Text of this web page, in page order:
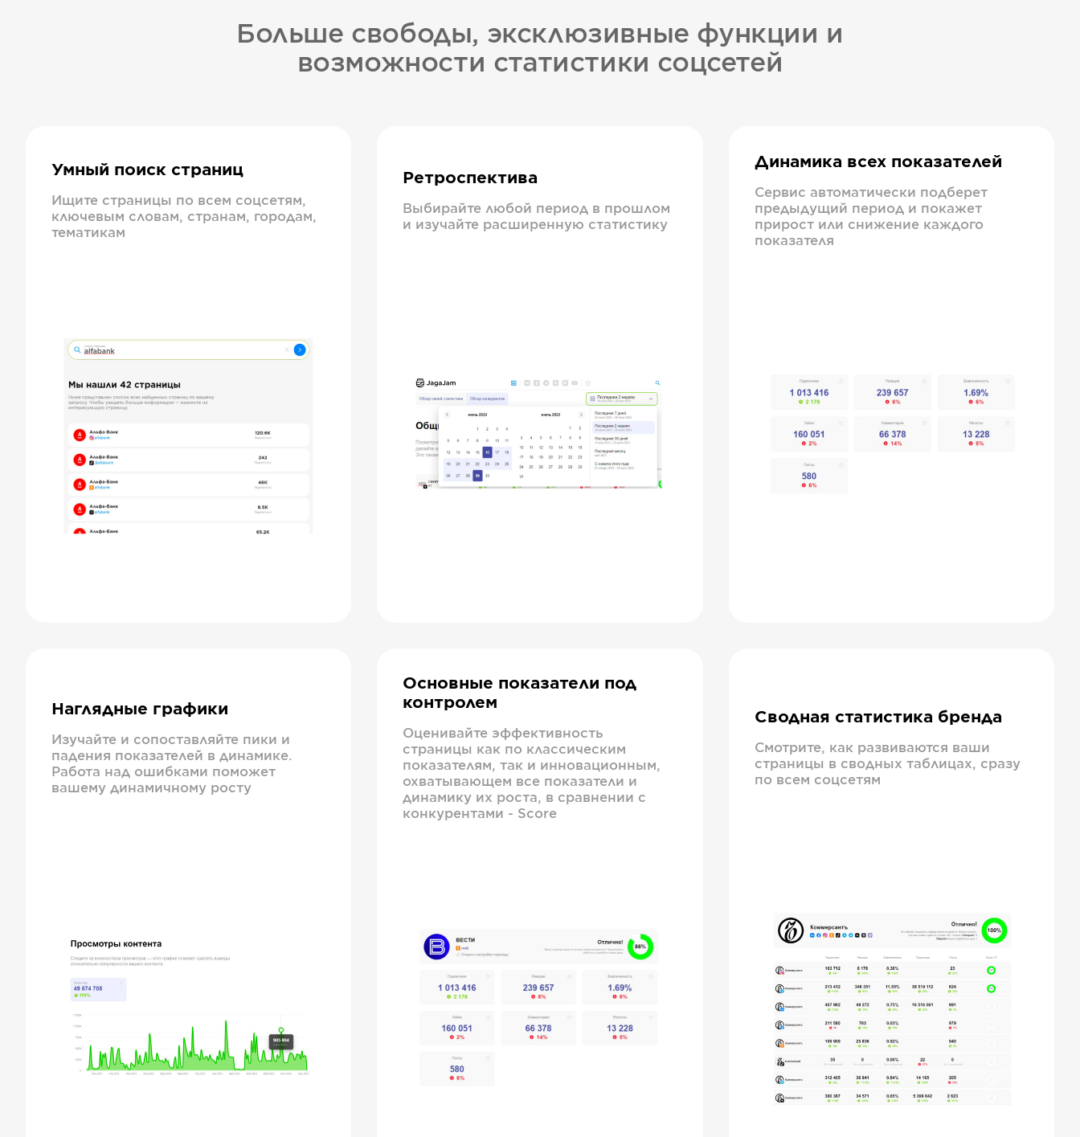
Больше свободы, эксклюзивные функции и
возможности статистики соцсетей
Умный поиск страниц
Ищите страницы по всем соцсетям,
ключевым словам, странам, городам,
тематикам
Ретроспектива
Выбирайте любой период в прошлом
и изучайте расширенную статистику
Динамика всех показателей
Сервис автоматически подберет
предыдущий период и покажет
прирост или снижение каждого
показателя
Наглядные графики
Изучайте и сопоставляйте пики и
падения показателей в динамике.
Работа над ошибками поможет
вашему динамичному росту
Основные показатели под
контролем
Оценивайте эффективность
страницы как по классическим
показателям, так и инновационным,
охватывающем все показатели и
динамику их роста, в сравнении с
конкурентами - Score
Сводная статистика бренда
Смотрите, как развиваются ваши
страницы в сводных таблицах, сразу
по всем соцсетям